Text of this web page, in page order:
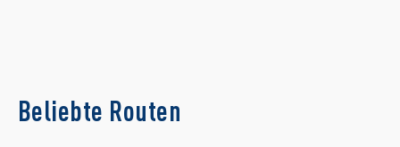
Beliebte Routen